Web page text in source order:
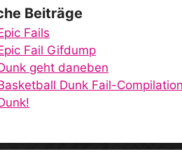
Beiträge
Fails
Fail Gifdump
geht daneben
Dunk Fail-Compilation